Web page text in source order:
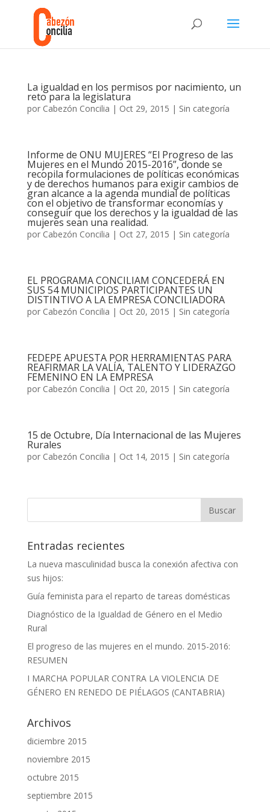
La igualdad en los permisos por nacimiento, un
reto para la legislatura
por Cabezón Concilia | Oct 29, 2015 | Sin categoría
Informe de ONU MUJERES “El Progreso de las
Mujeres en el Mundo 2015-2016”, donde se
recopila formulaciones de políticas económicas
y de derechos humanos para exigir cambios de
gran alcance a la agenda mundial de políticas
con el objetivo de transformar economías y
conseguir que los derechos y la igualdad de las
mujeres sean una realidad.
por Cabezón Concilia | Oct 27, 2015 | Sin categoría
EL PROGRAMA CONCILIAM CONCEDERÁ EN
SUS 54 MUNICIPIOS PARTICIPANTES UN
DISTINTIVO A LA EMPRESA CONCILIADORA
por Cabezón Concilia | Oct 20, 2015 | Sin categoría
FEDEPE APUESTA POR HERRAMIENTAS PARA
REAFIRMAR LA VALÍA, TALENTO Y LIDERAZGO
FEMENINO EN LA EMPRESA
por Cabezón Concilia | Oct 20, 2015 | Sin categoría
15 de Octubre, Día Internacional de las Mujeres
Rurales
por Cabezón Concilia | Oct 14, 2015 | Sin categoría
Entradas recientes
La nueva masculinidad busca la conexión afectiva con
sus hijos:
Guía feminista para el reparto de tareas domésticas
Diagnóstico de la Igualdad de Género en el Medio
Rural
El progreso de las mujeres en el mundo. 2015-2016:
RESUMEN
I MARCHA POPULAR CONTRA LA VIOLENCIA DE
GÉNERO EN RENEDO DE PIÉLAGOS (CANTABRIA)
Archivos
diciembre 2015
noviembre 2015
octubre 2015
septiembre 2015